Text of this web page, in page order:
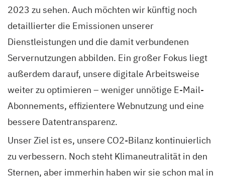
2023 zu sehen. Auch möchten wir künftig noch
detaillierter die Emissionen unserer
Dienstleistungen und die damit verbundenen
Servernutzungen abbilden. Ein großer Fokus liegt
außerdem darauf, unsere digitale Arbeitsweise
weiter zu optimieren – weniger unnötige E-Mail-
Abonnements, effizientere Webnutzung und eine
bessere Datentransparenz.
Unser Ziel ist es, unsere CO2-Bilanz kontinuierlich
zu verbessern. Noch steht Klimaneutralität in den
Sternen, aber immerhin haben wir sie schon mal in